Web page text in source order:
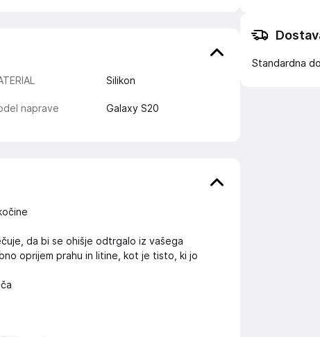
Silikon
naprave Galaxy S20
da bi se ohišje odtrgalo iz vašega
oprijem prahu in litine, kot je tisto, ki jo
Standardna